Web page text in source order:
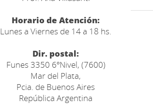
Horario de Atención:
Lunes a Viernes de 14 a 18 hs.
Dir. postal:
Funes 3350 6ºNivel, (7600)
Mar del Plata,
Pcia. de Buenos Aires
República Argentina